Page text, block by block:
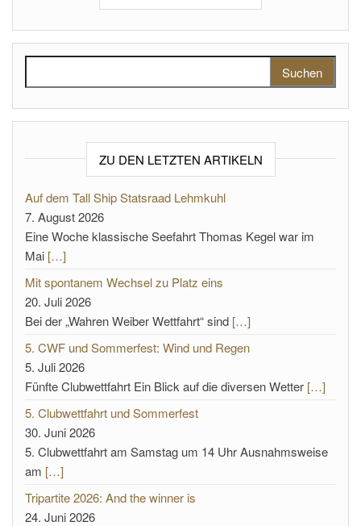
ZU DEN LETZTEN ARTIKELN
Auf dem Tall Ship Statsraad Lehmkuhl
7. August 2026
Eine Woche klassische Seefahrt Thomas Kegel war im
Mai […]
Mit spontanem Wechsel zu Platz eins
20. Juli 2026
Bei der „Wahren Weiber Wettfahrt“ sind […]
5. CWF und Sommerfest: Wind und Regen
5. Juli 2026
Fünfte Clubwettfahrt Ein Blick auf die diversen Wetter […]
5. Clubwettfahrt und Sommerfest
30. Juni 2026
5. Clubwettfahrt am Samstag um 14 Uhr Ausnahmsweise
am […]
Tripartite 2026: And the winner is
24. Juni 2026